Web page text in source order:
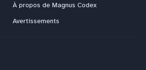
À propos de Magnus Codex
Avertissements